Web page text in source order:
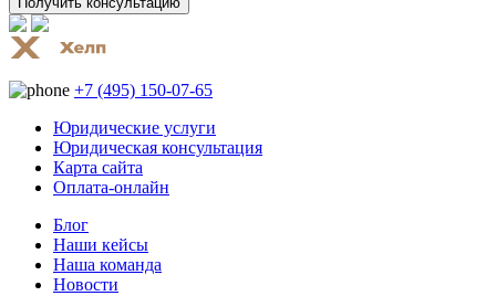
+7 (495) 150-07-65
Юридические услуги
Юридическая консультация
Карта сайта
Оплата-онлайн
Блог
Наши кейсы
Наша команда
Новости